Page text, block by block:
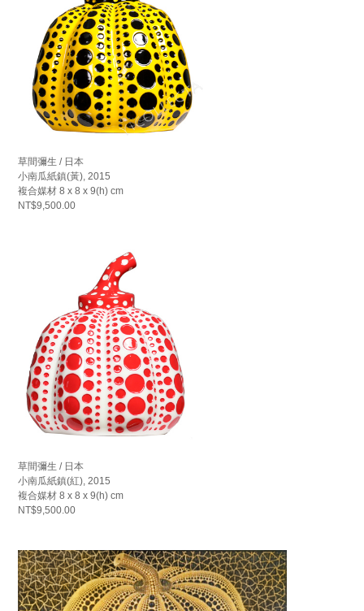
草間彌生 / 日本
小南瓜紙鎮(黃), 2015
複合媒材 8 x 8 x 9(h) cm
NT$9,500.00
草間彌生 / 日本
小南瓜紙鎮(紅), 2015
複合媒材 8 x 8 x 9(h) cm
NT$9,500.00